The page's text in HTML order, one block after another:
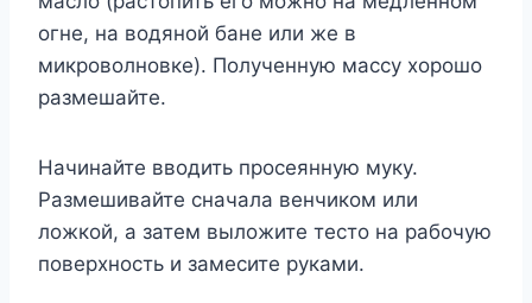
огне, на водяной бане или же в
микроволновке). Полученную массу хорошо
размешайте.
Начинайте вводить просеянную муку.
Размешивайте сначала венчиком или
ложкой, а затем выложите тесто на рабочую
поверхность и замесите руками.